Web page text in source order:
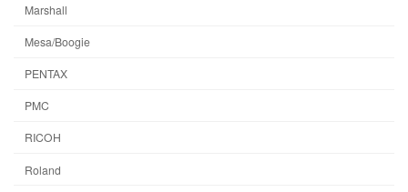
Marshall
Mesa/Boogie
PENTAX
PMC
RICOH
Roland